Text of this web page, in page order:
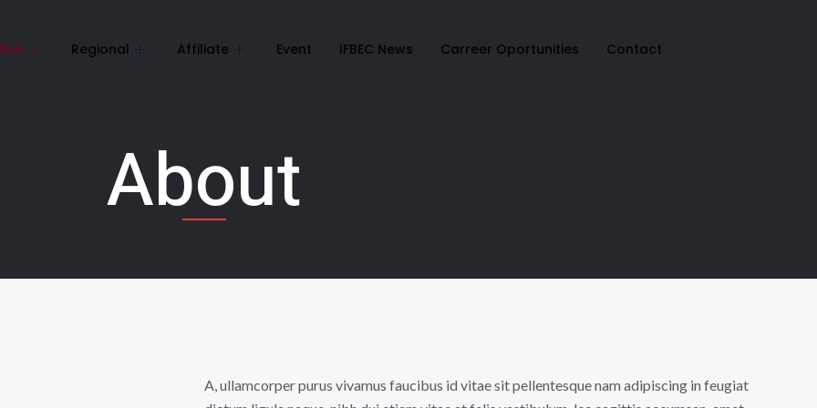
Regional Affiliate Event IFBEC News Carreer Oportunities Contact
About
A, ullamcorper purus vivamus faucibus id vitae sit pellentesque nam adipiscing in feugiat